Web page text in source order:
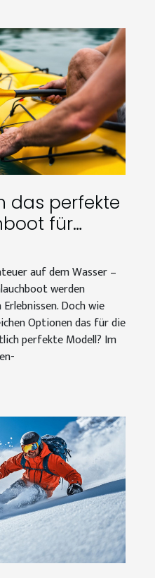
das perfekte
für
aus?
auf dem Wasser –
werden
Doch wie
Optionen das für die
perfekte Modell? Im